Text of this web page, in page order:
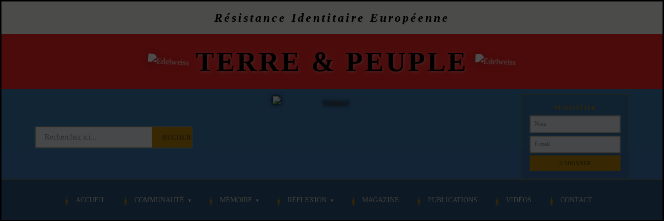
Résistance Identitaire Européenne
TERRE & PEUPLE
NEWSLETTER
ACCUEIL COMMUNAUTÉ MÉMOIRE RÉFLEXION MAGAZINE PUBLICATIONS VIDÉOS CONTACT